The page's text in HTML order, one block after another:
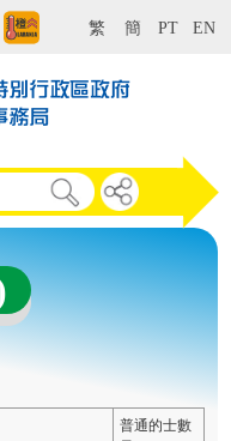
繁 簡 PT EN
普通的士數